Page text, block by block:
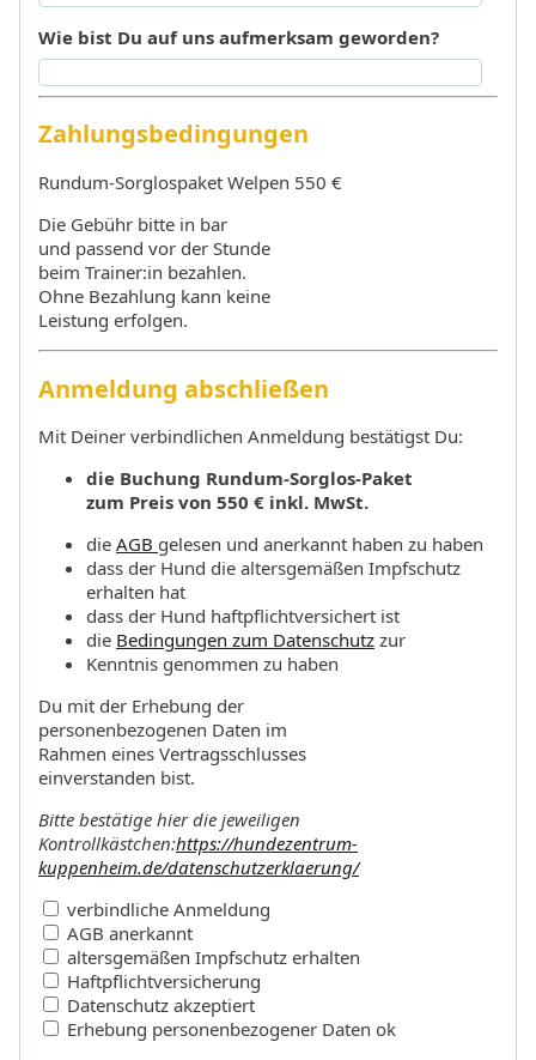
Wie bist Du auf uns aufmerksam geworden?
Zahlungsbedingungen
Rundum-Sorglospaket Welpen 550 €
Die Gebühr bitte in bar
und passend vor der Stunde
beim Trainer:in bezahlen.
Ohne Bezahlung kann keine
Leistung erfolgen.
Anmeldung abschließen
Mit Deiner verbindlichen Anmeldung bestätigst Du:
die Buchung Rundum-Sorglos-Paket
zum Preis von 550 € inkl. MwSt.
die AGB gelesen und anerkannt haben zu haben
dass der Hund die altersgemäßen Impfschutz
erhalten hat
dass der Hund haftpflichtversichert ist
die Bedingungen zum Datenschutz zur
Kenntnis genommen zu haben
Du mit der Erhebung der
personenbezogenen Daten im
Rahmen eines Vertragsschlusses
einverstanden bist.
Bitte bestätige hier die jeweiligen
Kontrollkästchen:https://hundezentrum-
kuppenheim.de/datenschutzerklaerung/
verbindliche Anmeldung
AGB anerkannt
altersgemäßen Impfschutz erhalten
Haftpflichtversicherung
Datenschutz akzeptiert
Erhebung personenbezogener Daten ok